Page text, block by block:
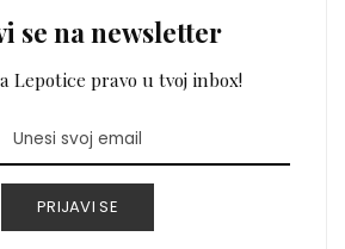
se na newsletter
Lepotice pravo u tvoj inbox!
PRIJAVI SE